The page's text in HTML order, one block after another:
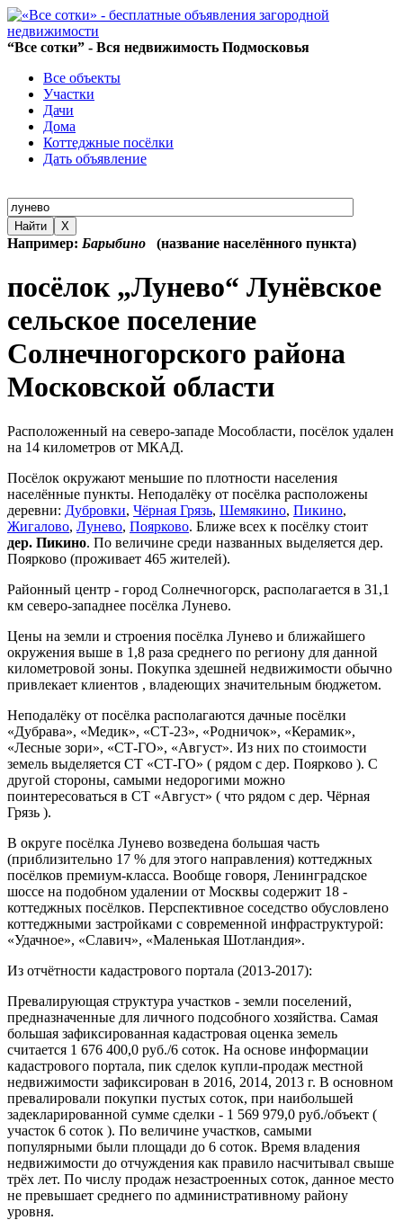
“Все сотки” - Вся недвижимость Подмосковья
Все объекты
Участки
Дачи
Дома
Коттеджные посёлки
Дать объявление
Найти X
Например: Барыбино (название населённого пункта)
посёлок „Лунево“ Лунёвское
сельское поселение
Солнечногорского района
Московской области
Расположенный на северо-западе Мособласти, посёлок удален
на 14 километров от МКАД.
Посёлок окружают меньшие по плотности населения
населённые пункты. Неподалёку от посёлка расположены
деревни: Дубровки, Чёрная Грязь, Шемякино, Пикино,
Жигалово, Лунево, Поярково. Ближе всех к посёлку стоит
дер. Пикино. По величине среди названных выделяется дер.
Поярково (проживает 465 жителей).
Районный центр - город Солнечногорск, располагается в 31,1
км северо-западнее посёлка Лунево.
Цены на земли и строения посёлка Лунево и ближайшего
окружения выше в 1,8 раза среднего по региону для данной
километровой зоны. Покупка здешней недвижимости обычно
привлекает клиентов , владеющих значительным бюджетом.
Неподалёку от посёлка располагаются дачные посёлки
«Дубрава», «Медик», «СТ-23», «Родничок», «Керамик»,
«Лесные зори», «СТ-ГО», «Август». Из них по стоимости
земель выделяется СТ «СТ-ГО» ( рядом с дер. Поярково ). С
другой стороны, самыми недорогими можно
поинтересоваться в СТ «Август» ( что рядом с дер. Чёрная
Грязь ).
В округе посёлка Лунево возведена большая часть
(приблизительно 17 % для этого направления) коттеджных
посёлков премиум-класса. Вообще говоря, Ленинградское
шоссе на подобном удалении от Москвы содержит 18 -
коттеджных посёлков. Перспективное соседство обусловлено
коттеджными застройками с современной инфраструктурой:
«Удачное», «Славич», «Маленькая Шотландия».
Из отчётности кадастрового портала (2013-2017):
Превалирующая структура участков - земли поселений,
предназначенные для личного подсобного хозяйства. Самая
большая зафиксированная кадастровая оценка земель
считается 1 676 400,0 руб./6 соток. На основе информации
кадастрового портала, пик сделок купли-продаж местной
недвижимости зафиксирован в 2016, 2014, 2013 г. В основном
превалировали покупки пустых соток, при наибольшей
задекларированной сумме сделки - 1 569 979,0 руб./объект (
участок 6 соток ). По величине участков, самыми
популярными были площади до 6 соток. Время владения
недвижимости до отчуждения как правило насчитывал свыше
трёх лет. По числу продаж незастроенных соток, данное место
не превышает среднего по административному району
уровня.